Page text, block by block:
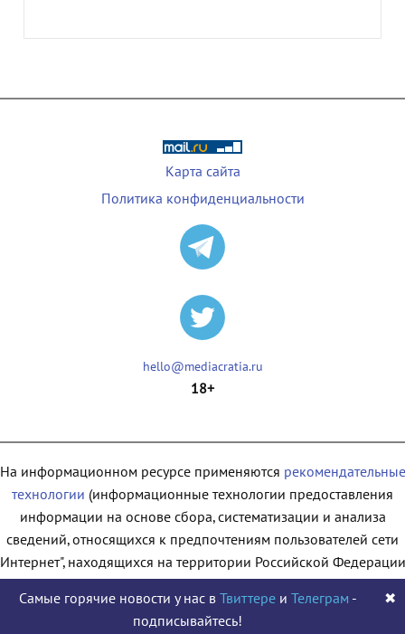
Карта сайта
Политика конфиденциальности
hello@mediacratia.ru
18+
На информационном ресурсе применяются рекомендательные
технологии (информационные технологии предоставления
информации на основе сбора, систематизации и анализа
сведений, относящихся к предпочтениям пользователей сети
находящихся на территории Российской
© 2009 - 2026
Самые горячие новости у нас в Твиттереи Телеграм -
подписывайтесь!
✖